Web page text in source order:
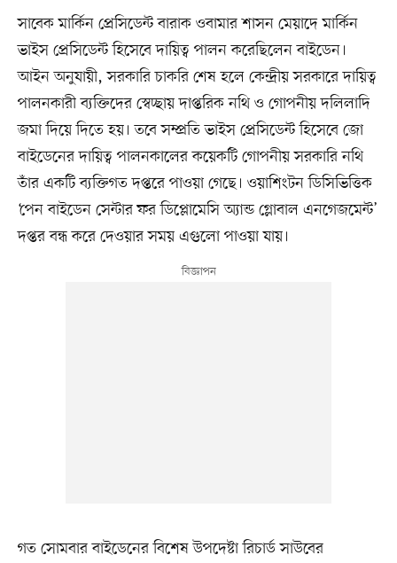
সাবেক মার্কিন প্রেসিডেন্ট বারাক ওবামার শাসন মেয়াদে মার্কিন
ভাইস প্রেসিডেন্ট হিসেবে দায়িত্ব পালন করেছিলেন বাইডেন।
আইন অনুযায়ী, সরকারি চাকরি শেষ হলে কেন্দ্রীয় সরকারে দায়িত্ব
পালনকারী ব্যক্তিদের স্বেচ্ছায় দাপ্তরিক নথি ও গোপনীয় দলিলাদি
জমা দিয়ে দিতে হয়। তবে সম্প্রতি ভাইস প্রেসিডেন্ট হিসেবে জো
বাইডেনের দায়িত্ব পালনকালের কয়েকটি গোপনীয় সরকারি নথি
তাঁর একটি ব্যক্তিগত দপ্তরে পাওয়া গেছে। ওয়াশিংটন ডিসিভিত্তিক
‘পেন বাইডেন সেন্টার ফর ডিপ্লোমেসি অ্যান্ড গ্লোবাল এনগেজমেন্ট’
দপ্তর বন্ধ করে দেওয়ার সময় এগুলো পাওয়া যায়।
গত সোমবার বাইডেনের বিশেষ উপদেষ্টা রিচার্ড সাউবের